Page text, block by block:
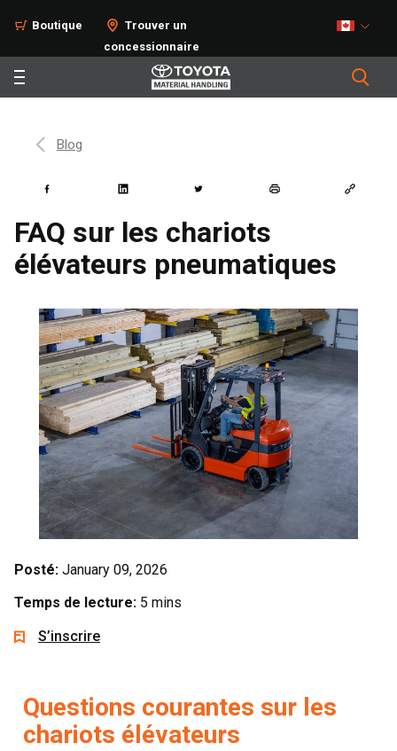
Boutique
Trouver un
concessionnaire
Blog
FAQ sur les chariots
élévateurs pneumatiques
Posté: January 09, 2026
Temps de lecture: 5 mins
S’inscrire
Questions courantes sur les
chariots élévateurs